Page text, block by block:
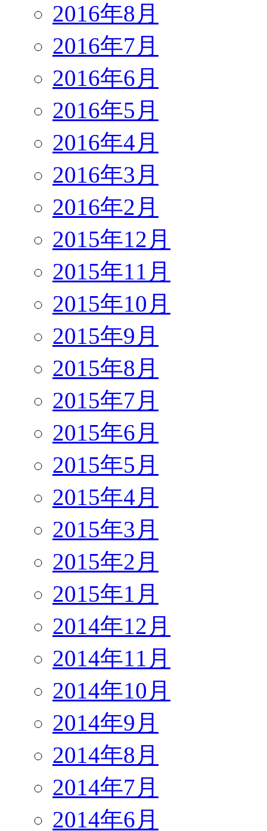
2016年8月
2016年7月
2016年6月
2016年5月
2016年4月
2016年3月
2016年2月
2015年12月
2015年11月
2015年10月
2015年9月
2015年8月
2015年7月
2015年6月
2015年5月
2015年4月
2015年3月
2015年2月
2015年1月
2014年12月
2014年11月
2014年10月
2014年9月
2014年8月
2014年7月
2014年6月